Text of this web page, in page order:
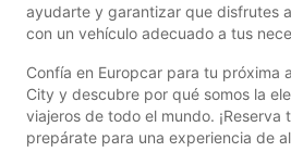
ayudarte y garantizar que disfrutes
con un vehículo adecuado a tus
Confía en Europcar para tu próxima
City y descubre por qué somos la
viajeros de todo el mundo. ¡Reserva
prepárate para una experiencia de